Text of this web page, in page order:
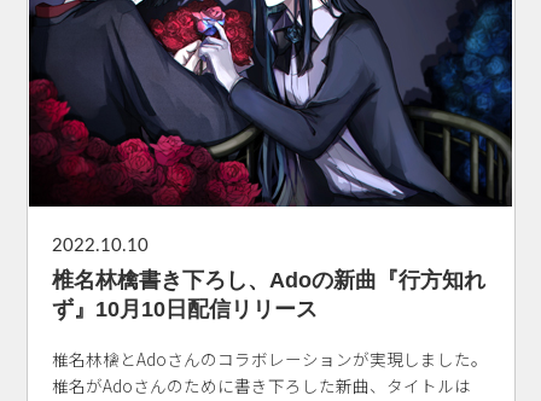
2022.10.10
椎名林檎書き下ろし、Adoの新曲『行方知れ
ず』10月10日配信リリース
椎名林檎とAdoさんのコラボレーションが実現しました。
椎名がAdoさんのために書き下ろした新曲、タイトルは